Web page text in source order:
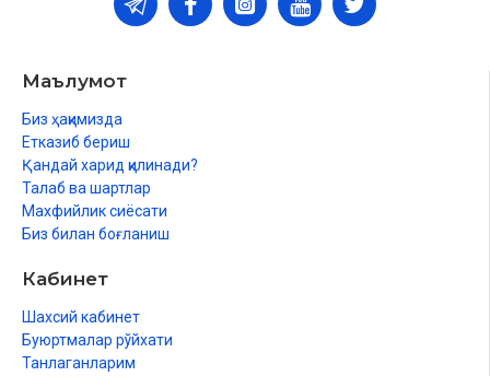
Маълумот
Биз ҳақимизда
Етказиб бериш
Қандай харид қилинади?
Талаб ва шартлар
Махфийлик сиёсати
Биз билан боғланиш
Кабинет
Шахсий кабинет
Буюртмалар рўйхати
Танлаганларим